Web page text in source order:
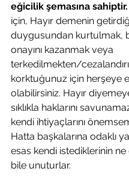
eğicilik şemasına sahiptir.
için, Hayır demenin
duygusundan kurtulmak,
onayını kazanmak veya
terkedilmekten/
korktuğunuz için herşeye
olabilirsiniz. Hayır
sıklıkla haklarını
kendi ihtiyaçlarını
Hatta başkalarına odaklı
esas kendi istediklerinin
bile unuturlar.